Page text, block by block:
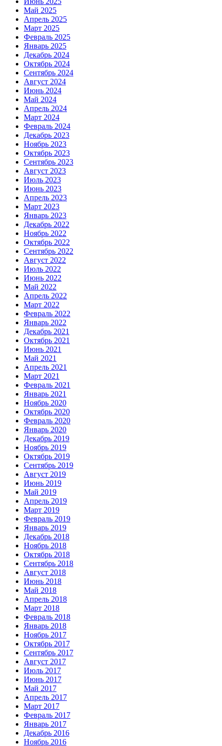
Май 2025
Апрель 2025
Март 2025
Февраль 2025
Январь 2025
Декабрь 2024
Октябрь 2024
Сентябрь 2024
Август 2024
Июнь 2024
Май 2024
Апрель 2024
Март 2024
Февраль 2024
Декабрь 2023
Ноябрь 2023
Октябрь 2023
Сентябрь 2023
Август 2023
Июль 2023
Июнь 2023
Апрель 2023
Март 2023
Январь 2023
Декабрь 2022
Ноябрь 2022
Октябрь 2022
Сентябрь 2022
Август 2022
Июль 2022
Июнь 2022
Май 2022
Апрель 2022
Март 2022
Февраль 2022
Январь 2022
Декабрь 2021
Октябрь 2021
Июнь 2021
Май 2021
Апрель 2021
Март 2021
Февраль 2021
Январь 2021
Ноябрь 2020
Октябрь 2020
Февраль 2020
Январь 2020
Декабрь 2019
Ноябрь 2019
Октябрь 2019
Сентябрь 2019
Август 2019
Июнь 2019
Май 2019
Апрель 2019
Март 2019
Февраль 2019
Январь 2019
Декабрь 2018
Ноябрь 2018
Октябрь 2018
Сентябрь 2018
Август 2018
Июнь 2018
Май 2018
Апрель 2018
Март 2018
Февраль 2018
Январь 2018
Ноябрь 2017
Октябрь 2017
Сентябрь 2017
Август 2017
Июль 2017
Июнь 2017
Май 2017
Апрель 2017
Март 2017
Февраль 2017
Январь 2017
Декабрь 2016
Ноябрь 2016